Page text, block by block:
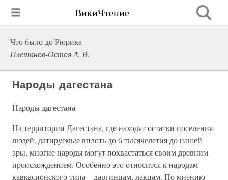
ВикиЧтение
Что было до Рюрика
Плешанов-Остоя А. В.
Народы дагестана
Народы дагестана
На территории Дагестана, где находят остатки поселения
людей, датируемые вплоть до 6 тысячелетия до нашей
эры, многие народы могут похвастаться своим древним
происхождением. Особенно это относится к народам
кавкасионского типа – даргинцам, лакцам. По мнению